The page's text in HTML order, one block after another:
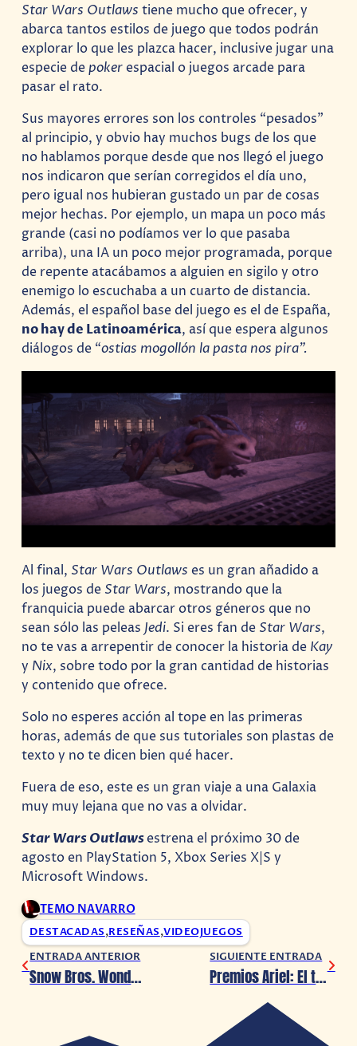
Star Wars Outlawstiene mucho que ofrecer, y
abarca tantos estilos de juego que todos podrán
explorar lo que les plazca hacer, inclusive jugar una
especie depokerespacial o juegos arcade para
pasar el rato.
Sus mayores errores son los controles “pesados”
al principio, y obvio hay muchos bugs de los que
no hablamos porque desde que nos llegó el juego
nos indicaron que serían corregidos el día uno,
pero igual nos hubieran gustado un par de cosas
mejor hechas. Por ejemplo, un mapa un poco más
grande (casi no podíamos ver lo que pasaba
arriba), una IA un poco mejor programada, porque
de repente atacábamos a alguien en sigilo y otro
enemigo lo escuchaba a un cuarto de distancia.
Además, el español base del juego es el de España,
no hay de Latinoamérica, así que espera algunos
diálogos de “ostias mogollón la pasta nos pira”.
Al final, Star Wars Outlawses un gran añadido a
los juegos de Star Wars, mostrando que la
franquicia puede abarcar otros géneros que no
sean sólo las peleas Jedi. Si eres fan de Star Wars,
no te vas a arrepentir de conocer la historia de Kay
y Nix, sobre todo por la gran cantidad de historias
y contenido que ofrece.
Solo no esperes acción al tope en las primeras
horas, además de que sus tutoriales son plastas de
texto y no te dicen bien qué hacer.
Fuera de eso, este es un gran viaje a una Galaxia
muy muy lejana que no vas a olvidar.
Star Wars Outlawsestrena el próximo 30 de
agosto en PlayStation 5, Xbox Series X|S y
Microsoft Windows.
TEMO NAVARRO
DESTACADAS,RESEÑAS,VIDEOJUEGOS
ENTRADA ANTERIOR
Snow Bros. Wonderland ya tiene fecha de lanzamiento
SIGUIENTE ENTRADA
Premios Ariel: El talento y la excelencia del cine mexicano brillan en el Encuentro de Nominados de la entrega 66ª